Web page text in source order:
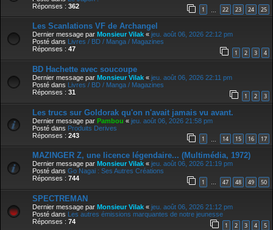
Réponses : 362 1 22 23 24 25
Les Scanlations VF de Archangel
Dernier message par Monsieur Vilak « jeu. août 06, 2026 22:12 pm
Posté dans Livres / BD / Manga / Magazines
Réponses : 47 1 2 3 4
BD Hachette avec soucoupe
Dernier message par Monsieur Vilak « jeu. août 06, 2026 22:11 pm
Posté dans Livres / BD / Manga / Magazines
Réponses : 31 1 2 3
Les trucs sur Goldorak qu'on n'avait jamais vu avant.
Dernier message par Pambou « jeu. août 06, 2026 21:58 pm
Posté dans Produits Derives
Réponses : 243 1 14 15 16 17
MAZINGER Z, une licence légendaire... (Multimédia, 1972)
Dernier message par Monsieur Vilak « jeu. août 06, 2026 21:19 pm
Posté dans Go Nagai : Ses Autres Créations
Réponses : 744 1 … 47 48 49 50
SPECTREMAN
Dernier message par Monsieur Vilak « jeu. août 06, 2026 21:12 pm
Posté dans Les autres émissions marquantes de notre jeunesse
Réponses : 74 1 2 3 4 5